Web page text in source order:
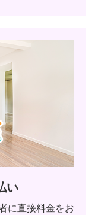
い
に直接料金をお